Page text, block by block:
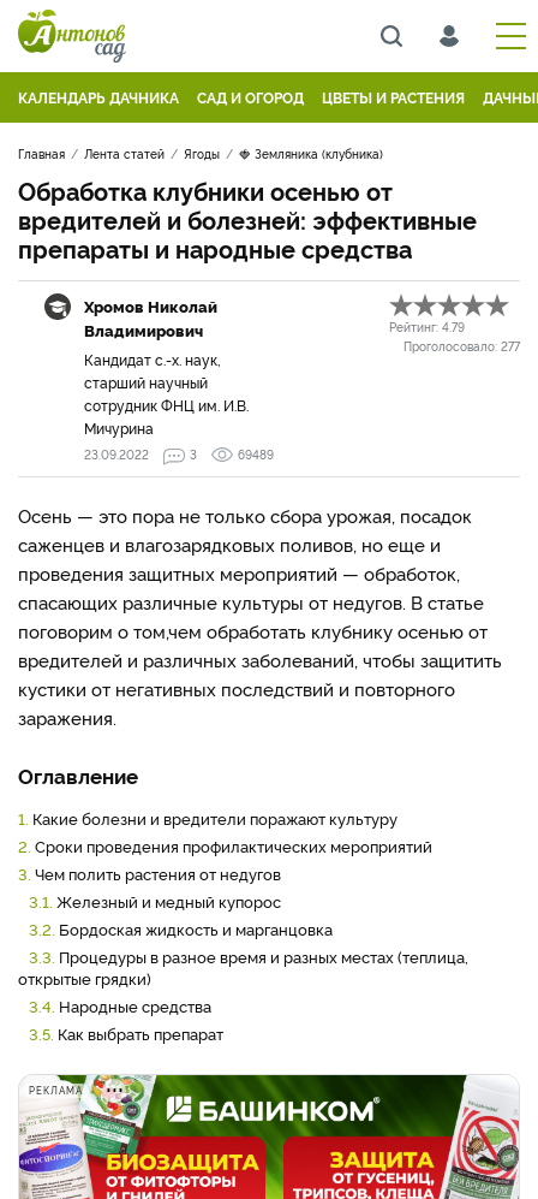
КАЛЕНДАРЬ ДАЧНИКА САД И ОГОРОД ЦВЕТЫ И РАСТЕНИЯ
Главная Лента статей Ягоды 🍓 Земляника (клубника)
Обработка клубники осенью от
вредителей и болезней: эффективные
препараты и народные средства
Хромов Николай
Владимирович
Кандидат с.-х. наук,
старший научный
сотрудник ФНЦ им. И.В.
Мичурина
Рейтинг: 4.79
Проголосовало: 277
23.09.2022 3 69489
Осень — это пора не только сбора урожая, посадок
саженцев и влагозарядковых поливов, но еще и
проведения защитных мероприятий — обработок,
спасающих различные культуры от недугов. В статье
поговорим о том,чем обработать клубнику осенью от
вредителей и различных заболеваний, чтобы защитить
кустики от негативных последствий и повторного
заражения.
Оглавление
1. Какие болезни и вредители поражают культуру
2. Сроки проведения профилактических мероприятий
3. Чем полить растения от недугов
3.1. Железный и медный купорос
3.2. Бордоская жидкость и марганцовка
3.3. Процедуры в разное время и разных местах (теплица,
открытые грядки)
3.4. Народные средства
3.5. Как выбрать препарат
РЕКЛАМА